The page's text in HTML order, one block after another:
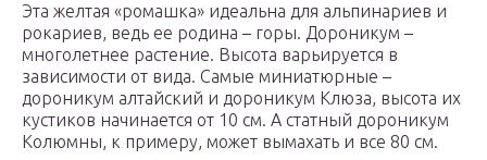
Эта желтая «ромашка» идеальна для альпинариев и
рокариев, ведь ее родина – горы. Дороникум –
многолетнее растение. Высота варьируется в
зависимости от вида. Самые миниатюрные –
дороникум алтайский и дороникум Клюза, высота их
кустиков начинается от 10 см. А статный дороникум
Колюмны, к примеру, может вымахать и все 80 см.